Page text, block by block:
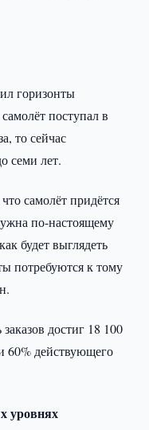
горизонты
поступал в
то сейчас
семи лет.
самолёт придётся
по-настоящему
будет выглядеть
потребуются к тому
достиг 18 100
60% действующего
уровнях